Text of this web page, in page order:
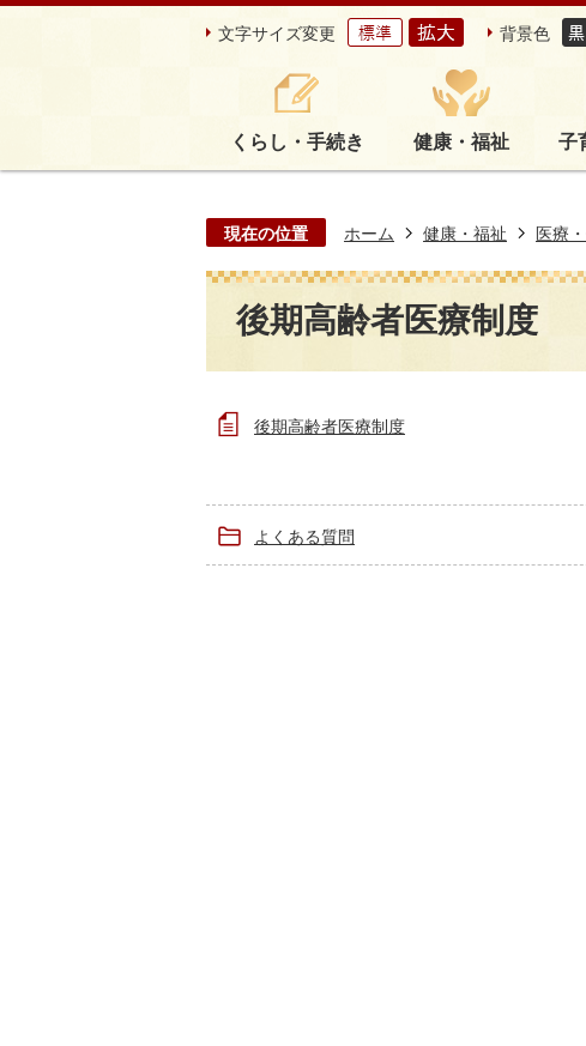
文字サイズ変更 背景色
くらし・手続き 健康・福祉 子
現在の位置 ホーム 健康・福祉 医療
後期高齢者医療制度
後期高齢者医療制度
よくある質問